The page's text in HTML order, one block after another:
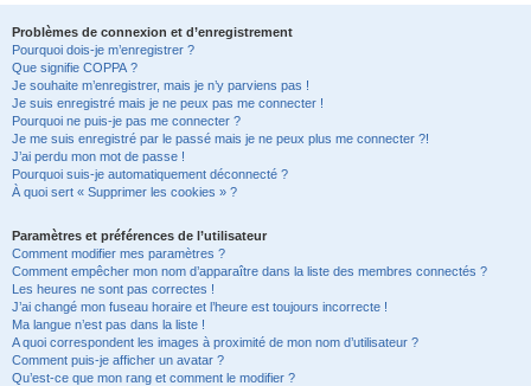
Problèmes de connexion et d’enregistrement
Pourquoi dois-je m’enregistrer ?
Que signifie COPPA ?
Je souhaite m’enregistrer, mais je n’y parviens pas !
Je suis enregistré mais je ne peux pas me connecter !
Pourquoi ne puis-je pas me connecter ?
Je me suis enregistré par le passé mais je ne peux plus me connecter ?!
J’ai perdu mon mot de passe !
Pourquoi suis-je automatiquement déconnecté ?
À quoi sert « Supprimer les cookies » ?
Paramètres et préférences de l’utilisateur
Comment modifier mes paramètres ?
Comment empêcher mon nom d’apparaître dans la liste des membres connectés ?
Les heures ne sont pas correctes !
J’ai changé mon fuseau horaire et l’heure est toujours incorrecte !
Ma langue n’est pas dans la liste !
A quoi correspondent les images à proximité de mon nom d’utilisateur ?
Comment puis-je afficher un avatar ?
Qu’est-ce que mon rang et comment le modifier ?